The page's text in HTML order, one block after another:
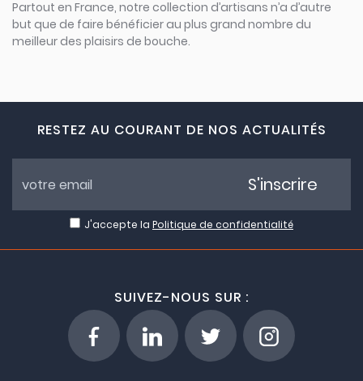
Partout en France, notre collection d’artisans n’a d’autre
but que de faire bénéficier au plus grand nombre du
meilleur des plaisirs de bouche.
RESTEZ AU COURANT DE NOS ACTUALITÉS
J'accepte la Politique de confidentialité
S'inscrire
SUIVEZ-NOUS SUR :